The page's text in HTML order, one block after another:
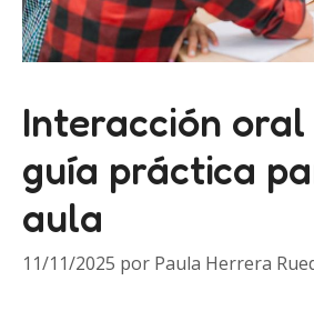
Interacción oral
guía práctica
aula
11/11/2025 por Paula Herrera